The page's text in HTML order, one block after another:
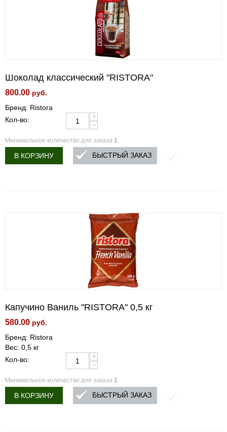
Шоколад классический "RISTORA"
800.00 руб.
Бренд: Ristora
Кол-во:
+
−
Минимальное количество для заказа 1.
В КОРЗИНУ БЫСТРЫЙ ЗАКАЗ
Капучино Ваниль "RISTORA" 0,5 кг
580.00 руб.
Бренд: Ristora
Вес: 0,5 кг
Кол-во:
+
−
Минимальное количество для заказа 1.
В КОРЗИНУ БЫСТРЫЙ ЗАКАЗ